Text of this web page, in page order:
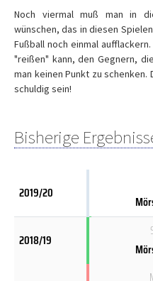
Noch viermal muß man in
wünschen, das in diesen
Fußball noch einmal
"reißen" kann, den Gegnern,
man keinen Punkt zu
schuldig sein!
Bisherige
2019/20
2018/19